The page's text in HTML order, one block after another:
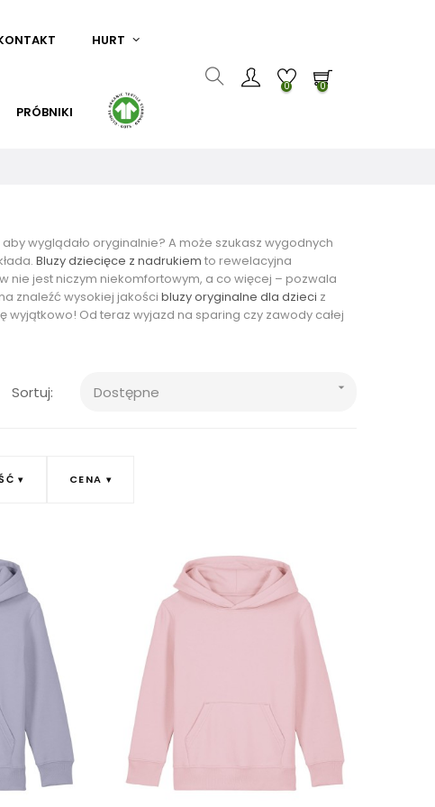
HURT
PRÓBNIKI
0 0
wyglądało oryginalnie? A może szukasz wygodnych
Bluzy dziecięce z nadrukiem to rewelacyjna
nie jest niczym niekomfortowym, a co więcej – pozwala
znaleźć wysokiej jakości bluzy oryginalne dla dzieci z
Od teraz wyjazd na sparing czy zawody całej
Sortuj: Dostępne 
CENA